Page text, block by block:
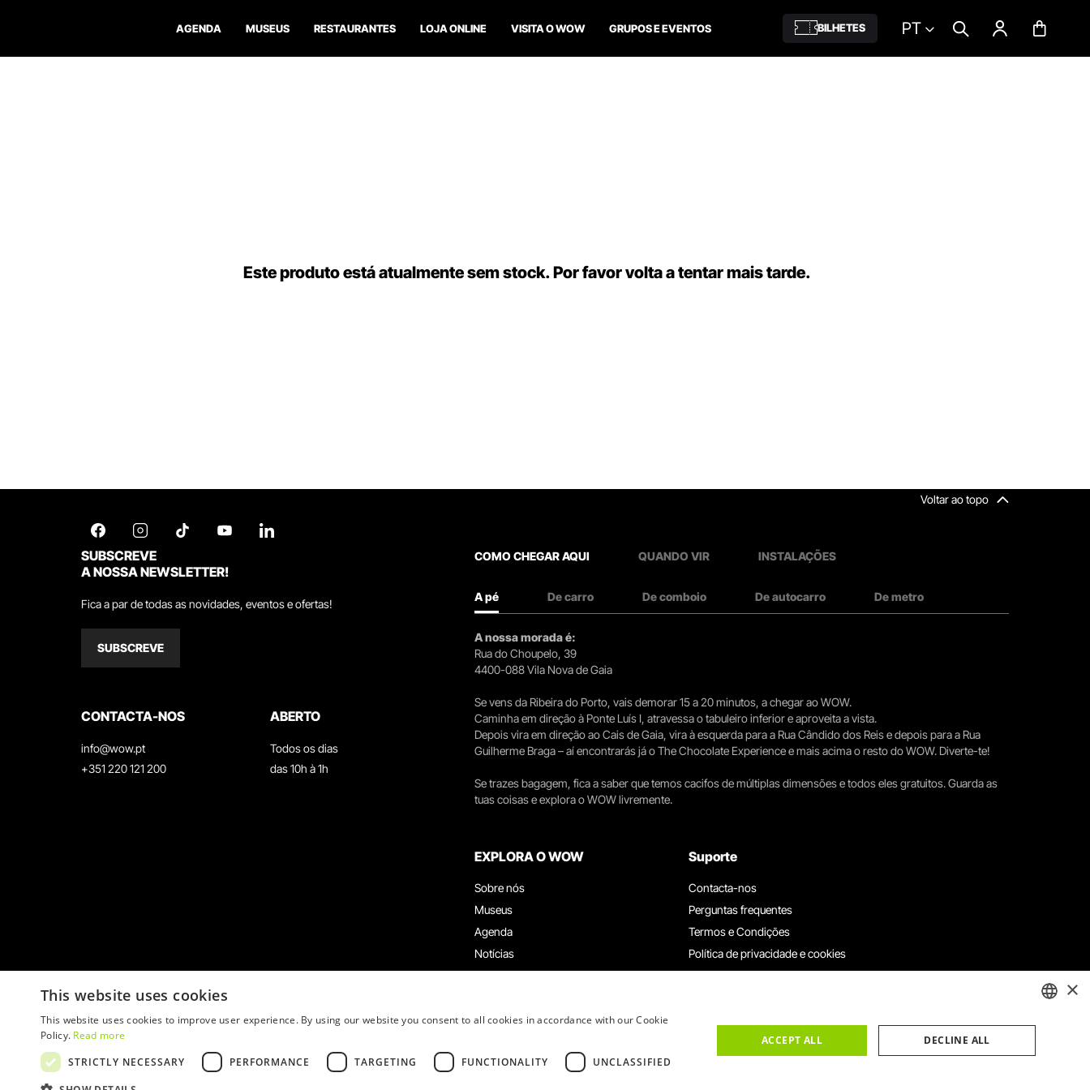
AGENDA MUSEUS RESTAURANTES LOJA ONLINE VISITA O WOW GRUPOS E EVENTOS BILHETES PT
Este produto está atualmente sem stock. Por favor volta a tentar mais tarde.
Voltar ao topo
SUBSCREVE
A NOSSA NEWSLETTER!
Fica a par de todas as novidades, eventos e ofertas!
SUBSCREVE
CONTACTA-NOS
info@wow.pt
+351 220 121 200
ABERTO
Todos os dias
das 10h à 1h
COMO CHEGAR AQUI QUANDO VIR INSTALAÇÕES
A pé De carro De comboio De autocarro De metro
A nossa morada é:
Rua do Choupelo, 39
4400-088 Vila Nova de Gaia
Se vens da Ribeira do Porto, vais demorar 15 a 20 minutos, a chegar ao WOW.
Caminha em direção à Ponte Luís I, atravessa o tabuleiro inferior e aproveita a vista.
Depois vira em direção ao Cais de Gaia, vira à esquerda para a Rua Cândido dos Reis e depois para a Rua
Guilherme Braga – aí encontrarás já o The Chocolate Experience e mais acima o resto do WOW. Diverte-te!
Se trazes bagagem, fica a saber que temos cacifos de múltiplas dimensões e todos eles gratuitos. Guarda as
tuas coisas e explora o WOW livremente.
EXPLORA O WOW
Sobre nós
Museus
Agenda
Notícias
Restaurantes
Grupos e Eventos
Suporte
Contacta-nos
Perguntas frequentes
Termos e Condições
Política de privacidade e cookies
Trabalha connosco
×
This website uses cookies
This website uses cookies to improve user experience. By using our website you consent to all cookies in accordance with our Cookie
Policy. Read more
STRICTLY NECESSARY
PERFORMANCE TARGETING FUNCTIONALITY UNCLASSIFIED
ACCEPT ALL DECLINE ALL